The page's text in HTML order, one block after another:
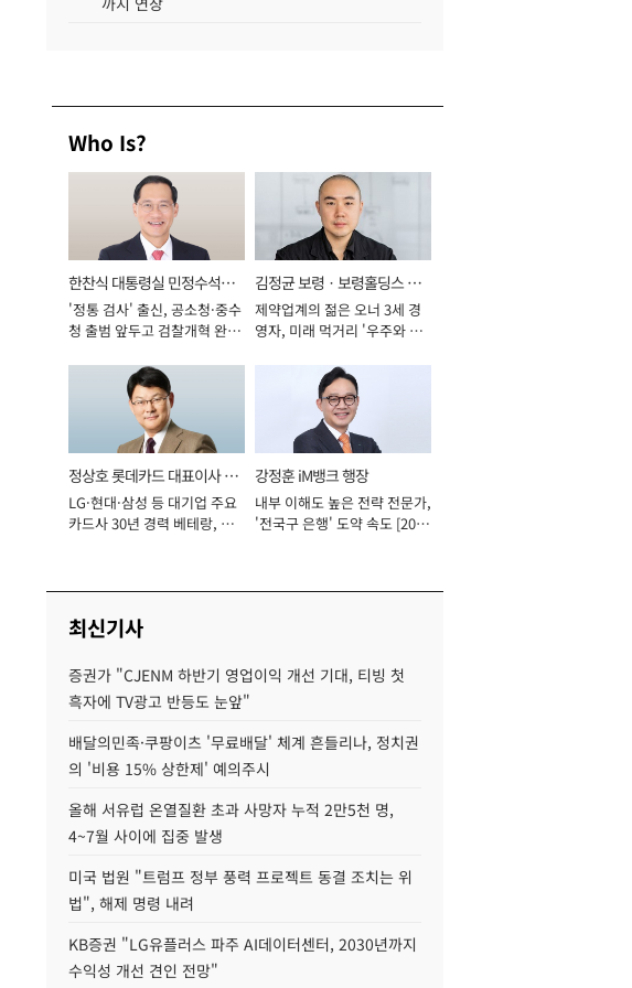
Who Is?
한찬식 대통령실 민정수석비
서관
'정통 검사' 출신, 공소청·중수
청 출범 앞두고 검찰개혁 완수
김정균 보령ㆍ보령홀딩스 대
표이사 사장
제약업계의 젊은 오너 3세 경
영자, 미래 먹거리 '우주와 헬
정상호 롯데카드 대표이사 사
장
LG·현대·삼성 등 대기업 주요
카드사 30년 경력 베테랑, 신
강정훈 iM뱅크 행장
내부 이해도 높은 전략 전문가,
'전국구 은행' 도약 속도 [2026
최신기사
증권가 "CJENM 하반기 영업이익 개선 기대, 티빙 첫
흑자에 TV광고 반등도 눈앞"
배달의민족·쿠팡이츠 '무료배달' 체계 흔들리나, 정치권
의 '비용 15% 상한제' 예의주시
올해 서유럽 온열질환 초과 사망자 누적 2만5천 명,
4~7월 사이에 집중 발생
미국 법원 "트럼프 정부 풍력 프로젝트 동결 조치는 위
법", 해제 명령 내려
KB증권 "LG유플러스 파주 AI데이터센터, 2030년까지
수익성 개선 견인 전망"